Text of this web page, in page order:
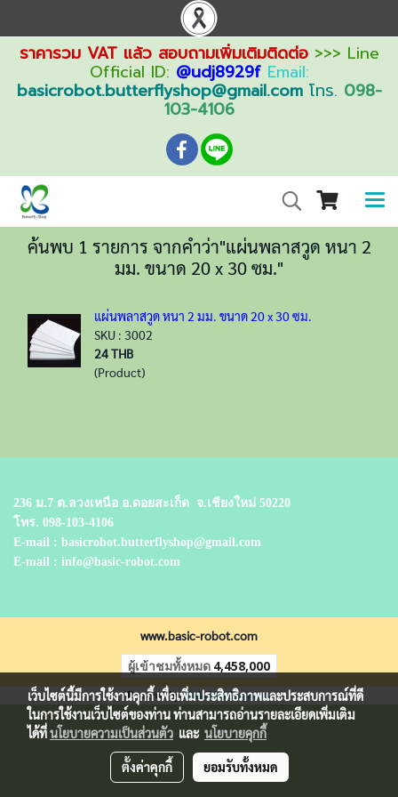
ราคารวม VAT แล้ว สอบถามเพิ่มเติมติดต่อ>>> Line
Official ID: @udj8929f Email:
basicrobot.butterflyshop@gmail.comโทร. 098-
103-4106
ค้นพบ 1 รายการ จากคำว่า"แผ่นพลาสวูด หนา 2
มม. ขนาด 20 x 30 ซม."
แผ่นพลาสวูด หนา 2 มม. ขนาด 20 x 30 ซม.
SKU : 3002
24 THB
(Product)
236 ม.7 ต.ลวงเหนือ อ.ดอยสะเก็ด จ.เชียงใหม่ 50220
โทร. 098-103-4106
E-mail : basicrobot.butterflyshop@gmail.com
E-mail : info@basic-robot.com
www.basic-robot.com
ผู้เข้าชมทั้งหมด 4,458,000
Powered byMakeWebEasy.com
เว็บไซต์นี้มีการใช้งานคุกกี้ เพื่อเพิ่มประสิทธิภาพและประสบการณ์ที่ดี
ในการใช้งานเว็บไซต์ของท่าน ท่านสามารถอ่านรายละเอียดเพิ่มเติม
ได้ที่นโยบายความเป็นส่วนตัว และ นโยบายคุกกี้
ตั้งค่าคุกกี้ ยอมรับทั้งหมด